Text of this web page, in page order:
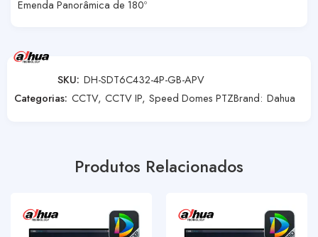
Emenda Panorâmica de 180º
SKU: DH-SDT6C432-4P-GB-APV
Categorias: CCTV, CCTV IP, Speed Domes PTZBrand: Dahua
Produtos Relacionados